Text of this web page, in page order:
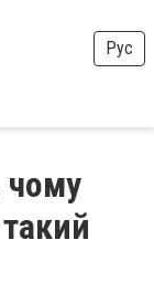
Рус
чому